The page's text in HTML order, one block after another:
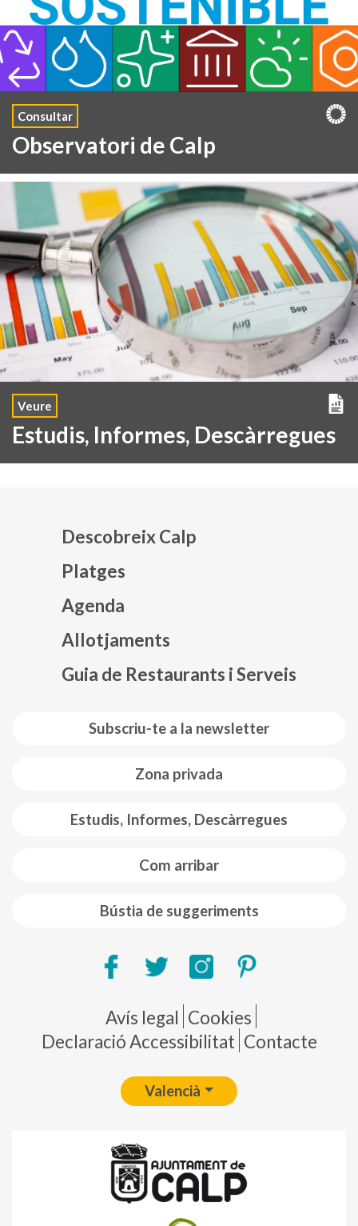
Consultar
Observatori de Calp
Veure
Estudis, Informes, Descàrregues
Subscriu-te a la newsletter
Zona privada
Estudis, Informes, Descàrregues
Com arribar
Bústia de suggeriments
Descobreix Calp
Platges
Agenda
Allotjaments
Guia de Restaurants i Serveis
Pie de página
Avís legal Cookies
Declaració Accessibilitat Contacte
Valencià